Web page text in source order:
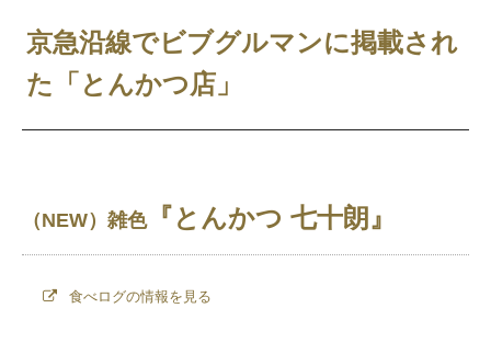
京急沿線でビブグルマンに掲載され
た「とんかつ店」
（NEW）雑色『とんかつ 七十朗』
食べログの情報を見る